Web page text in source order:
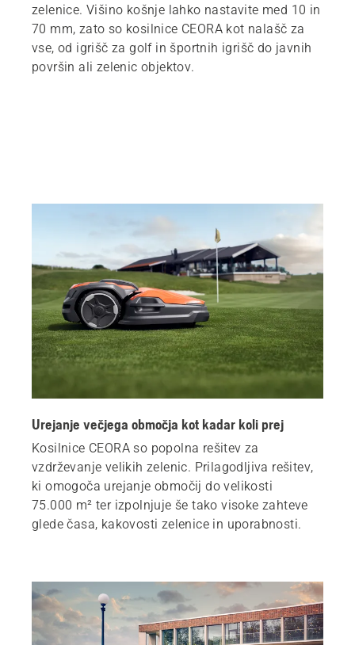
zelenice. Višino košnje lahko nastavite med 10 in
70 mm, zato so kosilnice CEORA kot nalašč za
vse, od igrišč za golf in športnih igrišč do javnih
površin ali zelenic objektov.
Urejanje večjega območja kot kadar koli prej
Kosilnice CEORA so popolna rešitev za
vzdrževanje velikih zelenic. Prilagodljiva rešitev,
ki omogoča urejanje območij do velikosti
75.000 m² ter izpolnjuje še tako visoke zahteve
glede časa, kakovosti zelenice in uporabnosti.